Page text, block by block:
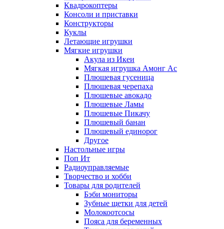
Квадрокоптеры
Консоли и приставки
Конструкторы
Куклы
Летающие игрушки
Мягкие игрушки
Акула из Икеи
Мягкая игрушка Амонг Ас
Плюшевая гусеница
Плюшевая черепаха
Плюшевые авокадо
Плюшевые Ламы
Плюшевые Пикачу
Плюшевый банан
Плюшевый единорог
Другое
Настольные игры
Поп Ит
Радиоуправляемые
Творчество и хобби
Товары для родителей
Бэби мониторы
Зубные щетки для детей
Молокоотсосы
Пояса для беременных